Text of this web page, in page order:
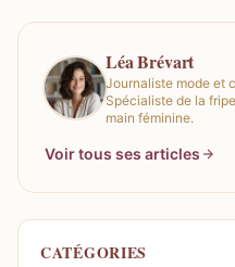
Léa Brévart
Journaliste mode et
Spécialiste de la
main féminine.
Voir tous ses articles
CATÉGORIES